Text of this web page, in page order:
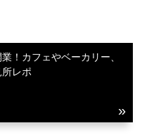
！カフェやベーカリー、
レポ